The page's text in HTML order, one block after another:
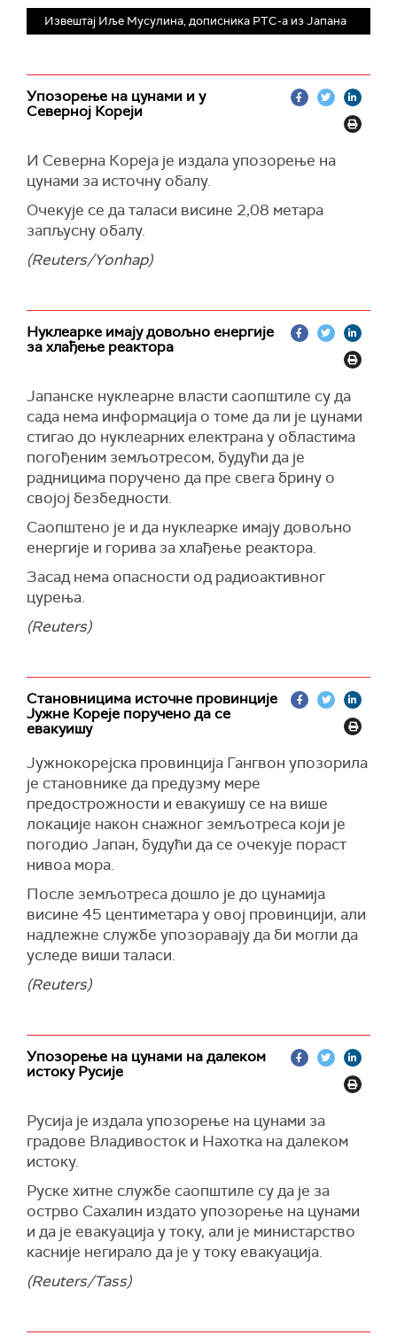
Извештај Иље Мусулина, дописника РТС-а из Јапана
Упозорење на цунами и у
Северној Кореји
И Северна Кореја је издала упозорење на
цунами за источну обалу.
Очекује се да таласи висине 2,08 метара
запљусну обалу.
(Reuters/Yonhap)
Нуклеарке имају довољно енергије
за хлађење реактора
Јапанске нуклеарне власти саопштиле су да
сада нема информација о томе да ли је цунами
стигао до нуклеарних електрана у областима
погођеним земљотресом, будући да је
радницима поручено да пре свега брину о
својој безбедности.
Саопштено је и да нуклеарке имају довољно
енергије и горива за хлађење реактора.
Засад нема опасности од радиоактивног
цурења.
(Reuters)
Становницима источне провинције
Јужне Кореје поручено да се
евакуишу
Јужнокорејска провинција Гангвон упозорила
је становнике да предузму мере
предострожности и евакуишу се на више
локације након снажног земљотреса који је
погодио Јапан, будући да се очекује пораст
нивоа мора.
После земљотреса дошло је до цунамија
висине 45 центиметара у овој провинцији, али
надлежне службе упозоравају да би могли да
уследе виши таласи.
(Reuters)
Упозорење на цунами на далеком
истоку Русије
Русија је издала упозорење на цунами за
градове Владивосток и Нахотка на далеком
истоку.
Руске хитне службе саопштиле су да је за
острво Сахалин издато упозорење на цунами
и да је евакуација у току, али је министарство
касније негирало да је у току евакуација.
(Reuters/Tass)